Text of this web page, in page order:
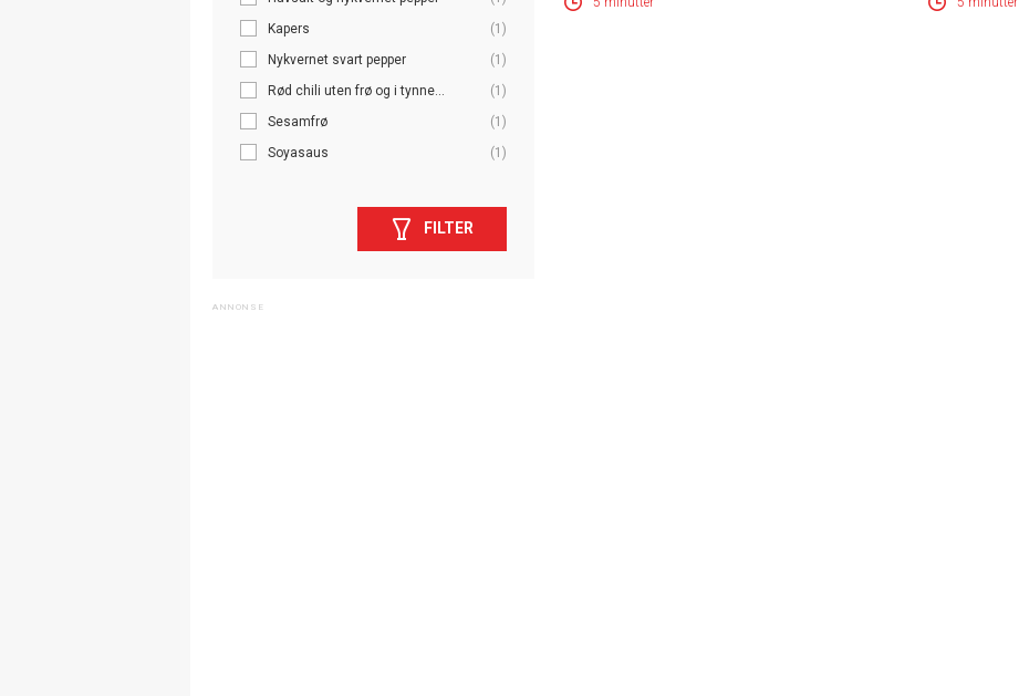
Kapers
(1)
Nykvernet svart pepper
(1)
Rød chili uten frø og i tynne...
(1)
Sesamfrø
(1)
Soyasaus
(1)
FILTER